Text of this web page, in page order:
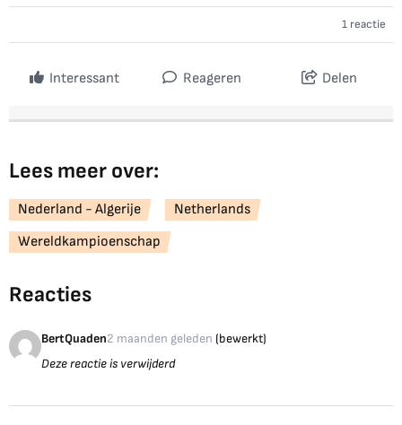
1 reactie
Interessant Reageren Delen
Lees meer over:
Nederland - Algerije
Netherlands
Wereldkampioenschap
Reacties
BertQuaden2 maanden geleden (bewerkt)
Deze reactie is verwijderd